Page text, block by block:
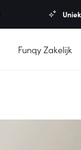
Funqy Zakelijk